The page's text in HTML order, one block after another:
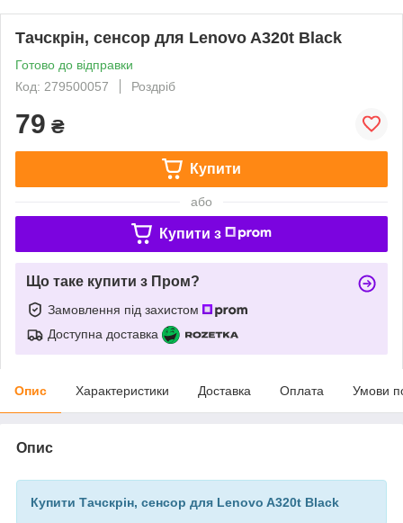
Тачскрін, сенсор для Lenovo A320t Black
Готово до відправки
Код: 279500057
Роздріб
79 ₴
Купити
або
Купити з
Що таке купити з Пром?
Замовлення під захистом
Доступна доставка
Опис Характеристики Доставка Оплата Умови
Опис
Купити Тачскрін, сенсор для Lenovo A320t Black